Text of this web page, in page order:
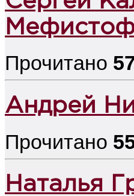
Прочитано
Андрей
Прочитано
Наталья